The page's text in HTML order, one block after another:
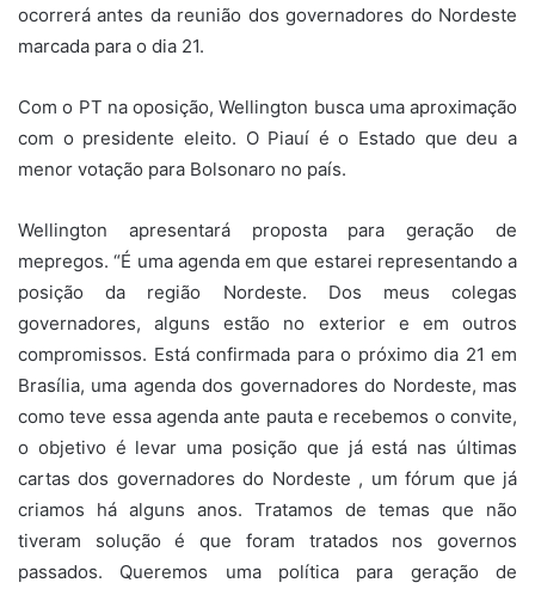
ocorrerá antes da reunião dos governadores do Nordeste
marcada para o dia 21.
Com o PT na oposição, Wellington busca uma aproximação
com o presidente eleito. O Piauí é o Estado que deu a
menor votação para Bolsonaro no país.
Wellington apresentará proposta para geração de
mepregos. “É uma agenda em que estarei representando a
posição da região Nordeste. Dos meus colegas
governadores, alguns estão no exterior e em outros
compromissos. Está confirmada para o próximo dia 21 em
Brasília, uma agenda dos governadores do Nordeste, mas
como teve essa agenda ante pauta e recebemos o convite,
o objetivo é levar uma posição que já está nas últimas
cartas dos governadores do Nordeste , um fórum que já
criamos há alguns anos. Tratamos de temas que não
tiveram solução é que foram tratados nos governos
passados. Queremos uma política para geração de